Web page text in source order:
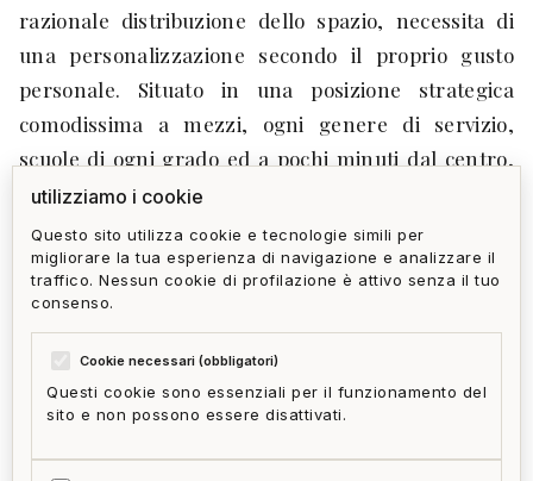
razionale distribuzione dello spazio, necessita di
una personalizzazione secondo il proprio gusto
personale. Situato in una posizione strategica
comodissima a mezzi, ogni genere di servizio,
scuole di ogni grado ed a pochi minuti dal centro,
l'immobile può essere utilizzato sia come abitazione
che per investimento. Per una maggiore
comprensione del potenziale dell'immobile, sono
state realizzati diversi rendering, qui sotto
riportati.
privacy policy
utilizziamo i cookie
Questo sito utilizza cookie e tecnologie simili per
migliorare la tua esperienza di navigazione e analizzare il
traffico. Nessun cookie di profilazione è attivo senza il tuo
consenso.
Cookie necessari (obbligatori)
Questi cookie sono essenziali per il funzionamento del
sito e non possono essere disattivati.